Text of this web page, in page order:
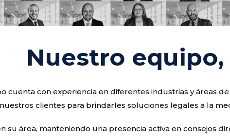
Nuestro
cuenta con experiencia en diferentes industrias y áreas
clientes para brindarles soluciones legales a la
su área, manteniendo una presencia activa en consejos